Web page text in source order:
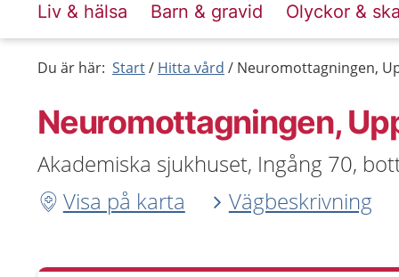
Liv & hälsa Barn & gravid Olyckor &
Du är här: Start Hitta vård Neuromottagningen,
Neuromottagningen,
Akademiska sjukhuset, Ingång 70,
Visa på karta
Vägbeskrivning